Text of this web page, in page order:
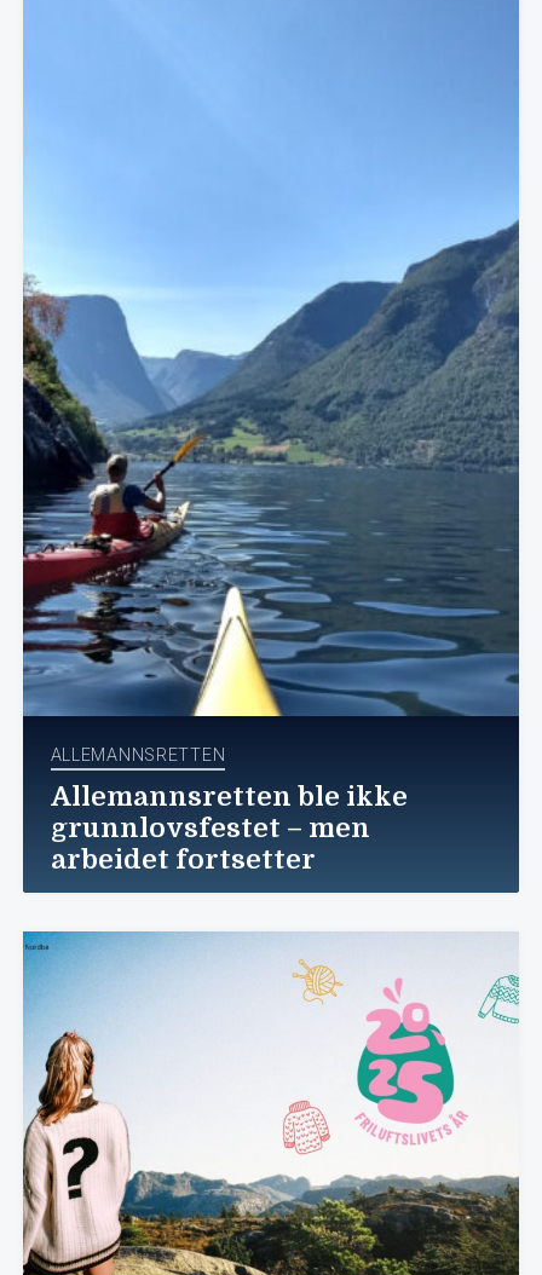
ALLEMANNSRETTEN
Allemannsretten ble ikke
grunnlovsfestet – men
arbeidet fortsetter